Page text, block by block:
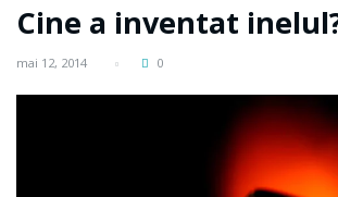
Cine a inventat
mai 12, 2014 0